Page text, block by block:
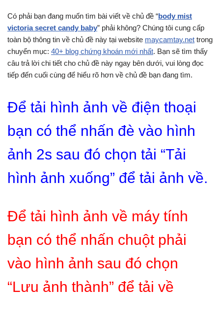
Có phải bạn đang muốn tìm bài viết về chủ đề “body mist
victoria secret candy baby” phải không? Chúng tôi cung cấp
toàn bộ thông tin về chủ đề này tại website maycamtay.net trong
chuyển mục: 40+ blog chứng khoán mới nhất. Bạn sẽ tìm thấy
câu trả lời chi tiết cho chủ đề này ngay bên dưới, vui lòng đọc
tiếp đến cuối cùng để hiểu rõ hơn về chủ đề bạn đang tìm.
Để tải hình ảnh về điện thoại
bạn có thể nhấn đè vào hình
ảnh 2s sau đó chọn tải “Tải
hình ảnh xuống” để tải ảnh về.
Để tải hình ảnh về máy tính
bạn có thể nhấn chuột phải
vào hình ảnh sau đó chọn
“Lưu ảnh thành” để tải về